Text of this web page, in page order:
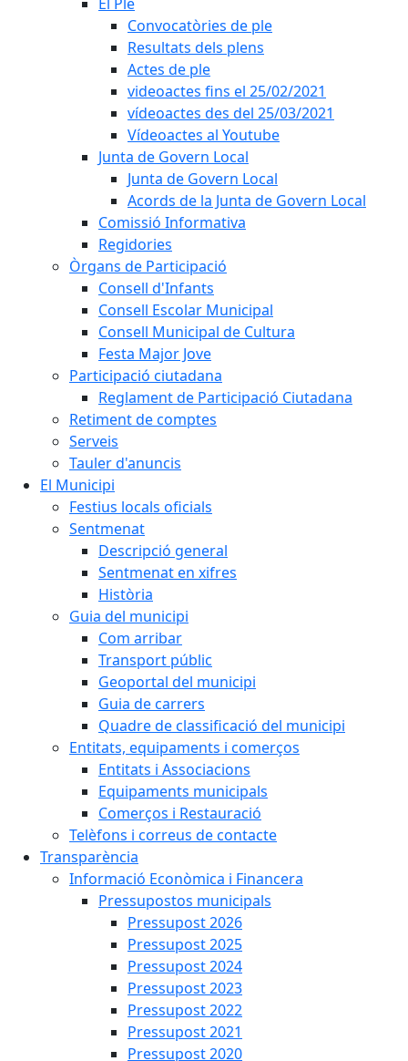
Convocatòries de ple
Resultats dels plens
Actes de ple
videoactes fins el 25/02/2021
vídeoactes des del 25/03/2021
Vídeoactes al Youtube
Junta de Govern Local
Junta de Govern Local
Acords de la Junta de Govern Local
Comissió Informativa
Regidories
Òrgans de Participació
Consell d'Infants
Consell Escolar Municipal
Consell Municipal de Cultura
Festa Major Jove
Participació ciutadana
Reglament de Participació Ciutadana
Retiment de comptes
Serveis
Tauler d'anuncis
El Municipi
Festius locals oficials
Sentmenat
Descripció general
Sentmenat en xifres
Història
Guia del municipi
Com arribar
Transport públic
Geoportal del municipi
Guia de carrers
Quadre de classificació del municipi
Entitats, equipaments i comerços
Entitats i Associacions
Equipaments municipals
Comerços i Restauració
Telèfons i correus de contacte
Transparència
Informació Econòmica i Financera
Pressupostos municipals
Pressupost 2026
Pressupost 2025
Pressupost 2024
Pressupost 2023
Pressupost 2022
Pressupost 2021
Pressupost 2020